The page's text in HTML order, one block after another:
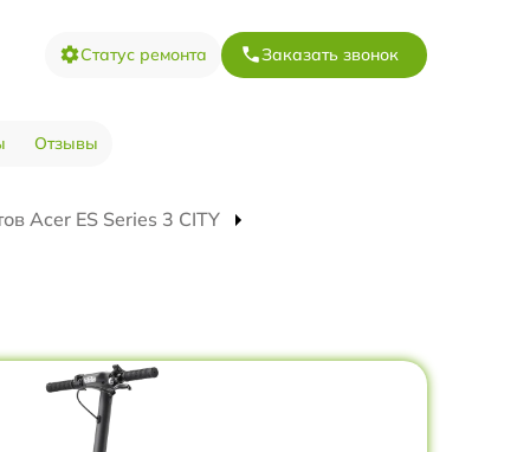
Статус ремонта Заказать звонок
Отзывы
Acer ES Series 3 CITY